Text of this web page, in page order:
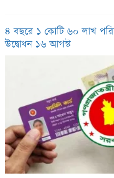
৪ বছরে ১ কোটি ৬০ লাখ
উদ্বোধন ১৬ আগস্ট